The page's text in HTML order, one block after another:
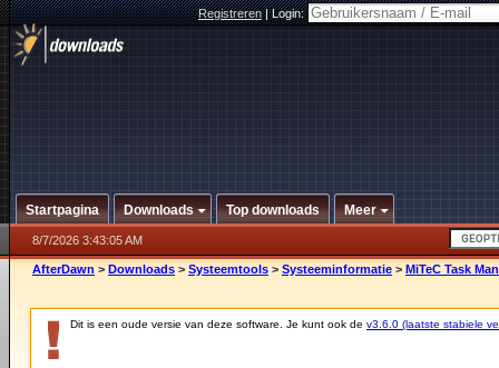
Registreren|Login:
Startpagina Downloads Top downloads Meer
8/7/2026 3:43:05 AM
AfterDawn > Downloads > Systeemtools > Systeeminformatie > MiTeC Task
Dit is een oude versie van deze software. Je kunt ook de v3.6.0 (laatste stabiele